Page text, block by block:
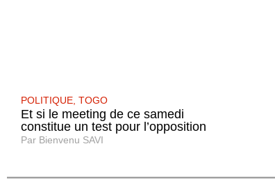
POLITIQUE TOGO
Et si le meeting de ce samedi
constitue un test pour l’opposition
Par Bienvenu SAVI